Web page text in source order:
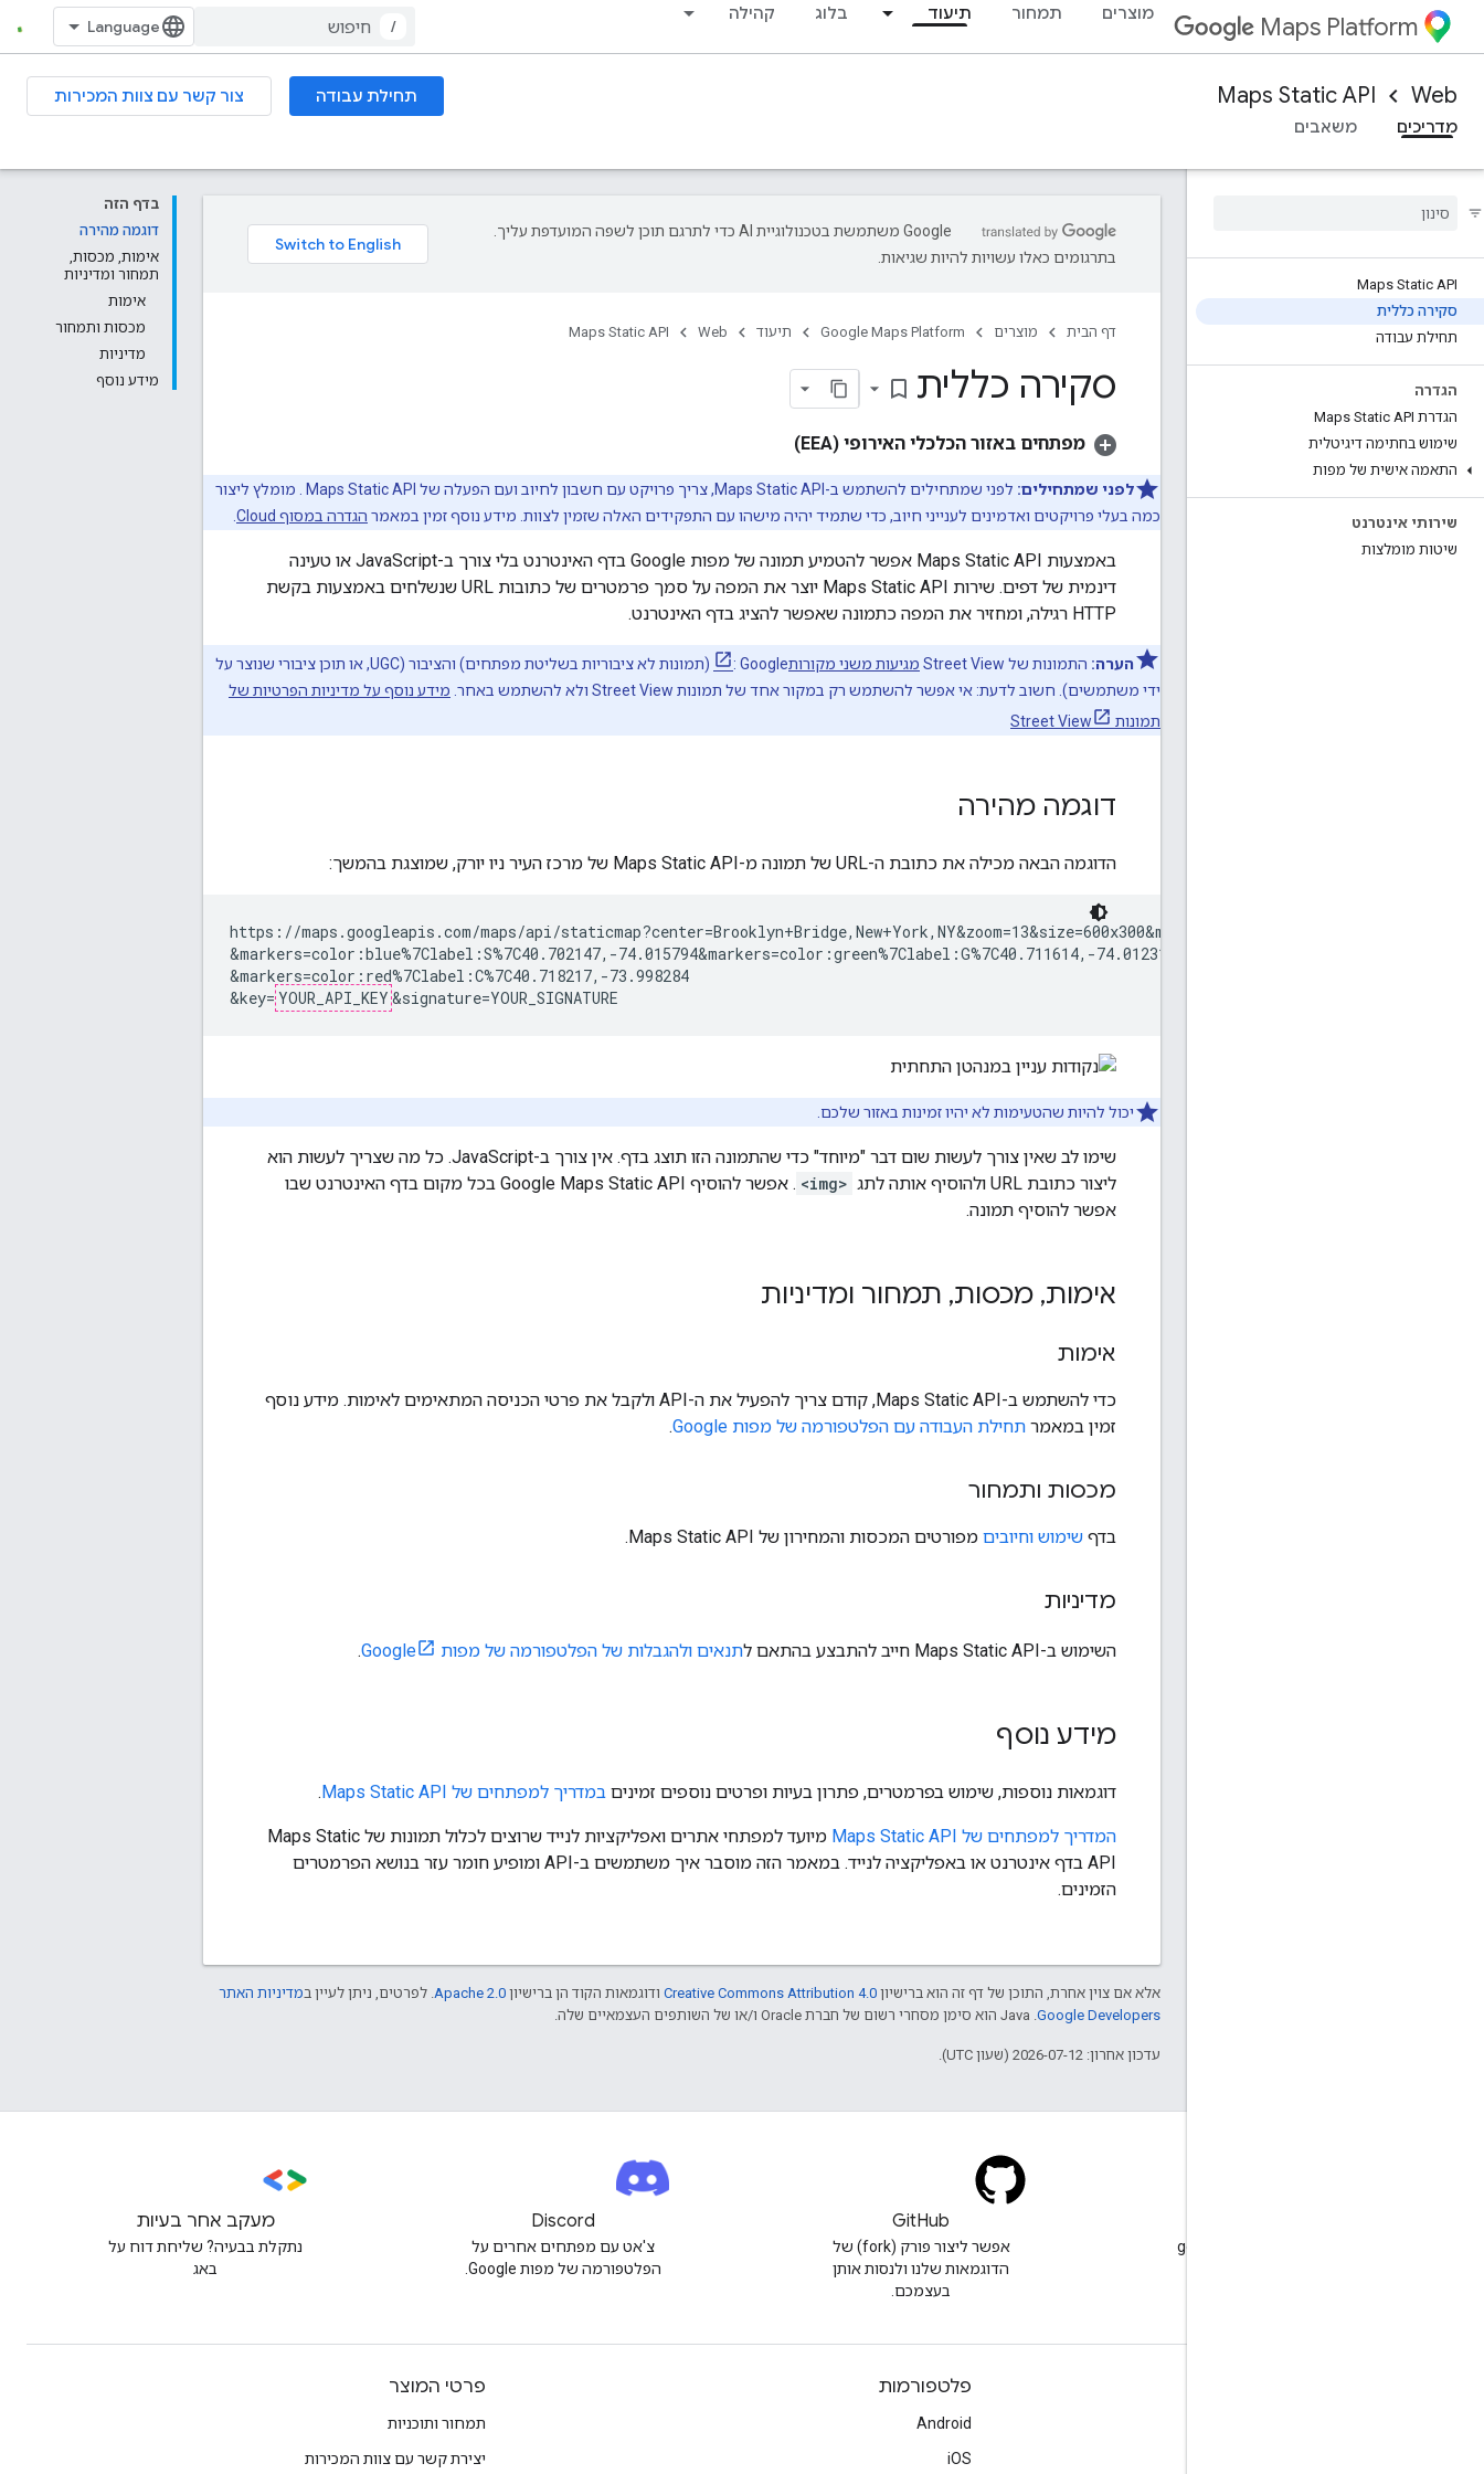
Maps Platform מוצרים תמחור תיעוד בלוג קהילה
/
Web
Maps Static API תחילת עבודה
צור קשר עם צוות המכירות
מדריכים
משאבים
Maps Static API
סקירה כללית
תחילת עבודה
הגדרה
הגדרת Maps Static API
שימוש בחתימה דיגיטלית
התאמה אישית של מפות
שירותי אינטרנט
שיטות מומלצות
בדף הזה
דוגמה מהירה
אימות, מכסות,
תמחור ומדיניות
אימות
מכסות ותמחור
מדיניות
מידע נוסף
‫Google משתמשת בטכנולוגיית AI כדי לתרגם תוכן לשפה המועדפת עליך.
בתרגומים כאלו עשויות להיות שגיאות.
דף הבית מוצרים Google Maps Platform תיעוד Web
Maps Static API
סקירה כללית bookmark_border
מפתחים באזור הכלכלי האירופי (EEA)
לפני שמתחילים:
לפני שמתחילים להשתמש ב-Maps Static API, צריך פרויקט עם חשבון לחיוב ועם הפעלה של Maps Static API . מומלץ ליצור
כמה בעלי פרויקטים ואדמינים לענייני חיוב, כדי שתמיד יהיה מישהו עם התפקידים האלה שזמין לצוות. מידע נוסף זמין במאמר הגדרה במסוף Cloud
באמצעות Maps Static API אפשר להטמיע תמונה של מפות Google בדף האינטרנט בלי צורך ב-JavaScript או טעינה
דינמית של דפים. שירות Maps Static API יוצר את המפה על סמך פרמטרים של כתובות URL שנשלחים באמצעות בקשת
HTTP רגילה, ומחזיר את המפה כתמונה שאפשר להציג בדף האינטרנט.
הערה: התמונות של Street View מגיעות משני מקורות
: Google (תמונות לא ציבוריות בשליטת מפתחים) והציבור (UGC, או תוכן ציבורי שנוצר על
ידי משתמשים). חשוב לדעת: אי אפשר להשתמש רק במקור אחד של תמונות Street View ולא להשתמש באחר.
מידע נוסף על מדיניות הפרטיות של
תמונות Street View
דוגמה מהירה
הדוגמה הבאה מכילה את כתובת ה-URL של תמונה מ-Maps Static API של מרכז העיר ניו יורק, שמוצגת בהמשך:
https://maps.googleapis.com/maps/api/staticmap?center=Brooklyn+Bridge,New+York,NY&zoom=13&size=600x300&maptype=roadmap
&markers=color:blue%7Clabel:S%7C40.702147,-74.015794&markers=color:green%7Clabel:G%7C40.711614,-74.012318
&markers=color:red%7Clabel:C%7C40.718217,-73.998284
&key= YOUR_API_KEY
יכול להיות שהטעימות לא יהיו זמינות באזור שלכם.
שימו לב שאין צורך לעשות שום דבר "מיוחד" כדי שהתמונה הזו תוצג בדף. אין צורך ב-JavaScript. כל מה שצריך לעשות הוא
ליצור כתובת URL ולהוסיף אותה לתג
<img>
. אפשר להוסיף Google Maps Static API בכל מקום בדף האינטרנט שבו
אפשר להוסיף תמונה.
אימות, מכסות, תמחור ומדיניות
אימות
כדי להשתמש ב-Maps Static API, קודם צריך להפעיל את ה-API ולקבל את פרטי הכניסה המתאימים לאימות. מידע נוסף
זמין במאמר תחילת העבודה עם הפלטפורמה של מפות Google .
מכסות ותמחור
בדף שימוש וחיובים מפורטים המכסות והמחירון של Maps Static API.
מדיניות
השימוש ב-Maps Static API חייב להתבצע בהתאם ל תנאים ולהגבלות של הפלטפורמה של מפות Google .
מידע נוסף
דוגמאות נוספות, שימוש בפרמטרים, פתרון בעיות ופרטים נוספים זמינים במדריך למפתחים של Maps Static API .
המדריך למפתחים של Maps Static API
מיועד למפתחי אתרים ואפליקציות לנייד שרוצים לכלול תמונות של Maps Static
API בדף אינטרנט או באפליקציה לנייד. במאמר הזה מוסבר איך משתמשים ב-API ומופיע חומר עזר בנושא הפרמטרים
הזמינים.
אלא אם צוין אחרת, התוכן של דף זה הוא ברישיון Creative Commons Attribution 4.0 ודוגמאות הקוד הן ברישיון Apache 2.0 . לפרטים, ניתן לעיין במדיניות האתר
Google Developers‏
עדכון אחרון: 2026-07-12 (שעון UTC).
שולחים שאלה עם התג google-
GitHub
אפשר ליצור פורק (fork) של
הדוגמאות שלנו ולנסות אותן
בעצמכם.
Discord
צ'אט עם מפתחים אחרים על
הפלטפורמה של מפות Google.
מעקב אחר בעיות
נתקלת בבעיה? שליחת דוח על
באג
פלטפורמות
Android
iOS
פרטי המוצר
תמחור ותוכניות
יצירת קשר עם צוות המכירות